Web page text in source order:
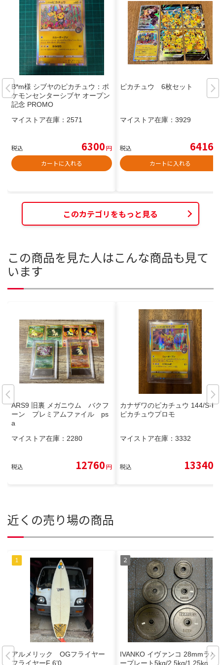
B*m様 シブヤのピカチュウ：ポ
ケモンセンターシブヤ オープン
記念 PROMO
マイストア在庫： 2571
税込 6300円
カートに入れる
ピカチュウ 6枚セット
マイストア在庫： 3929
税込 6416
カートに入れる
このカテゴリをもっと見る
この商品を見た人はこんな商品も見て
います
ARS9 旧裏 メガニウム バクフ
ーン プレミアムファイル ps
a
マイストア在庫： 2280
税込 12760円
カナザワのピカチュウ 144/S-P
ピカチュウプロモ
マイストア在庫： 3332
税込 13340
近くの売り場の商品
アルメリック OGフライヤー
フライヤーF 6’0
IVANKO イヴァンコ 28mmラバ
ープレート5kg/2.5kg/1.25kg